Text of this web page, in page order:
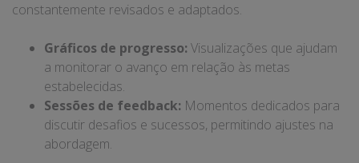
constantemente revisados e adaptados.
Gráficos de progresso: Visualizações que ajudam
a monitorar o avanço em relação às metas
estabelecidas.
Sessões de feedback: Momentos dedicados para
discutir desafios e sucessos, permitindo ajustes na
abordagem.